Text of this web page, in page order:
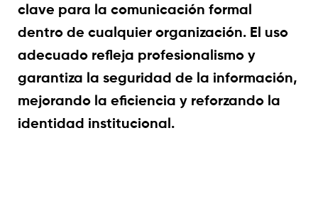
clave para la comunicación formal
dentro de cualquier organización. El uso
adecuado refleja profesionalismo y
garantiza la seguridad de la información,
mejorando la eficiencia y reforzando la
identidad institucional.